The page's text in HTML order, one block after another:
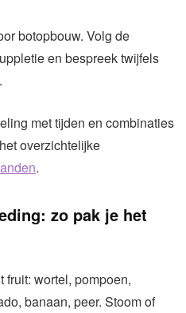
botopbouw. Volg de
en bespreek twijfels
met tijden en combinaties
overzichtelijke
.
zo pak je het
fruit: wortel, pompoen,
banaan, peer. Stoom of